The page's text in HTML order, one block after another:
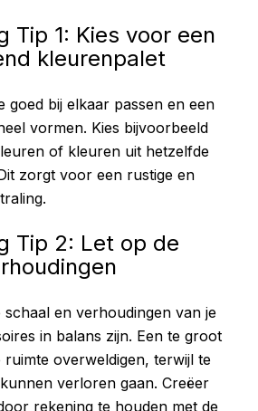
Tip 1: Kies voor een
kleurenpalet
goed bij elkaar passen en een
vormen. Kies bijvoorbeeld
of kleuren uit hetzelfde
zorgt voor een rustige en
Tip 2: Let op de
en verhoudingen van je
in balans zijn. Een te groot
ruimte overweldigen, terwijl te
verloren gaan. Creëer
rekening te houden met de